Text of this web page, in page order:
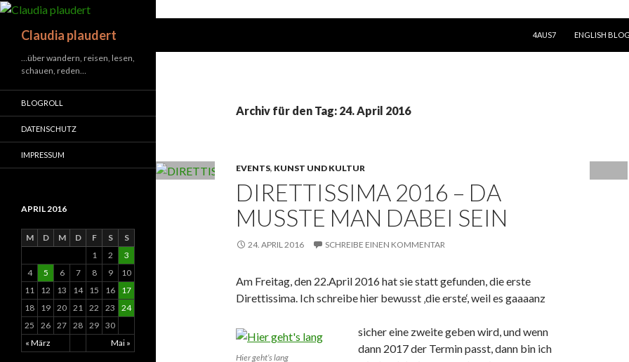
Claudia plaudert
4AUS7
ENGLISH BLOG
Archiv für den Tag: 24. April 2016
EVENTS, KUNST UND KULTUR
DIRETTISSIMA 2016 – DA
MUSSTE MAN DABEI SEIN
24. APRIL 2016 SCHREIBE EINEN KOMMENTAR
Am Freitag, den 22.April 2016 hat sie statt gefunden, die erste
Direttissima. Ich schreibe hier bewusst ‚die erste‘, weil es gaaaanz
Hier geht’s lang
sicher eine zweite geben wird, und wenn
dann 2017 der Termin passt, dann bin ich
…über wandern, reisen, lesen,
schauen, reden…
BLOGROLL
DATENSCHUTZ
IMPRESSUM
APRIL 2016
M D M D F S S
« März Mai »
1 2
3
4
5 6 7 8 9
10
11
12 13 14 15 16
17
18
19 20 21 22 23
24
25
26 27 28 29 30